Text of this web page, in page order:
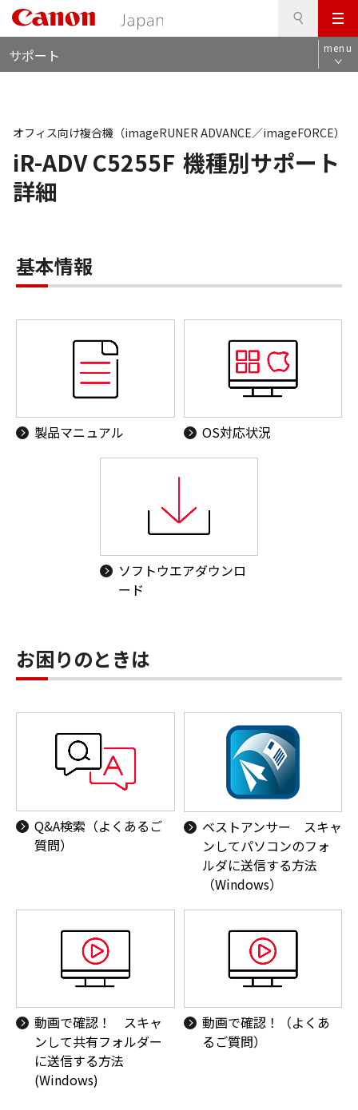
メ
ニ
ュ
サポート menu
iR-ADV C5255F 機種別サポート
詳細
オフィス向け複合機（imageRUNER ADVANCE／imageFORCE）
基本情報
製品マニュアル OS対応状況
ソフトウエアダウンロ
ード
お困りのときは
Q&A検索（よくあるご
質問）
ベストアンサー スキャ
ンしてパソコンのフォ
ルダに送信する方法
（Windows）
動画で確認！ スキャ
ンして共有フォルダー
に送信する方法
(Windows)
動画で確認！（よくあ
るご質問）